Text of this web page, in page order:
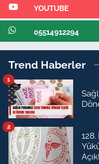
YOUTUBE
05514912294
Trend Haberler
1
2